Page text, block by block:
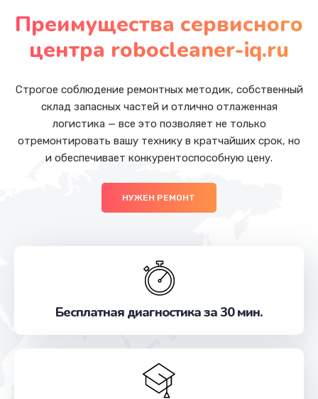
Заказать
от 550 руб.
Заказать
Замена разъема наушников
от 550 руб.
Заказать
Заказать
Ремонт кнопки громкости
Заказать
Замена микросхемы GPS
Преимущества сервисного
центра robocleaner-iq.ru
Строгое соблюдение ремонтных методик, собственный
склад запасных частей и отлично отлаженная
логистика — все это позволяет не только
отремонтировать вашу технику в кратчайших срок, но
и обеспечивает конкурентоспособную цену.
НУЖЕН РЕМОНТ
Бесплатная диагностика за 30 мин.